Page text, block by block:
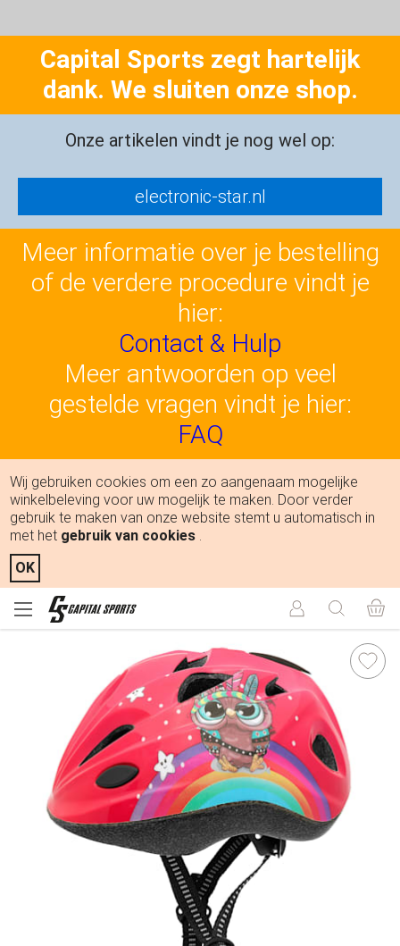
Capital Sports zegt hartelijk
dank. We sluiten onze shop.
Onze artikelen vindt je nog wel op:
electronic-star.nl
Meer informatie over je bestelling
of de verdere procedure vindt je
hier:
Contact & Hulp
Meer antwoorden op veel
gestelde vragen vindt je hier:
FAQ
Wij gebruiken cookies om een zo aangenaam mogelijke
winkelbeleving voor uw mogelijk te maken. Door verder
gebruik te maken van onze website stemt u automatisch in
met het gebruik van cookies .
OK